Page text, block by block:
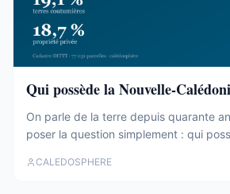
Qui possède la Nouvelle-
On parle de la terre depuis quarante
poser la question simplement : qui
agrégé ses 77 031 parcelles. Le
CALEDOSPHERE